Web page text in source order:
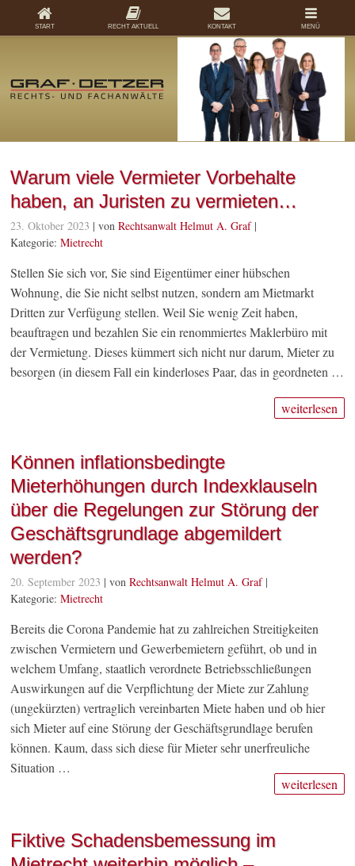
Warum viele Vermieter Vorbehalte
haben, an Juristen zu vermieten…
23. Oktober 2023 | vonRechtsanwalt Helmut A. Graf|
Kategorie:Mietrecht
Stellen Sie sich vor, Sie sind Eigentümer einer hübschen
Wohnung, die Sie nicht selbst nutzen, sondern am Mietmarkt
Dritten zur Verfügung stellen. Weil Sie wenig Zeit haben,
beauftragen und bezahlen Sie ein renommiertes Maklerbüro mit
der Vermietung. Dieses kümmert sich nicht nur darum, Mieter zu
besorgen (in diesem Fall ein kinderloses Paar, das in geordneten …
weiterlesen
Können inflationsbedingte
Mieterhöhungen durch Indexklauseln
über die Regelungen zur Störung der
Geschäftsgrundlage abgemildert
werden?
20. September 2023 | vonRechtsanwalt Helmut A. Graf|
Kategorie:Mietrecht
Bereits die Corona Pandemie hat zu zahlreichen Streitigkeiten
zwischen Vermietern und Gewerbemietern geführt, ob und in
welchem Umfang, staatlich verordnete Betriebsschließungen
Auswirkungen auf die Verpflichtung der Miete zur Zahlung
(ungekürzten) vertraglich vereinbarten Miete haben und ob hier
sich Mieter auf eine Störung der Geschäftsgrundlage berufen
können. Kaum, dass sich diese für Mieter sehr unerfreuliche
Situation …
weiterlesen
Fiktive Schadensbemessung im
START RECHT AKTUELL KONTAKT MENÜ